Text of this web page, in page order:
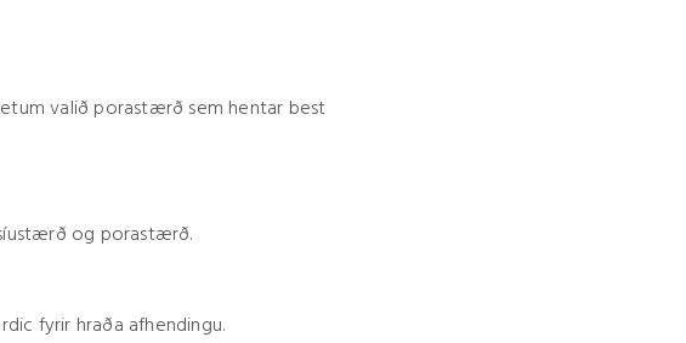
valið porastærð sem hentar best
og porastærð.
fyrir hraða afhendingu.